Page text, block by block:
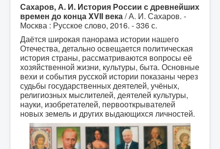
Сахаров, А. И. История России с древнейших
времен до концаXVII века/ А. И. Сахаров. -
Москва : Русское слово, 2016. - 336 с.
Даётся широкая панорама истории нашего
Отечества, детально освещается политическая
история страны, рассматриваются вопросы её
хозяйственной жизни, культуры, быта. Основные
вехи и события русской истории показаны через
судьбы государственных деятелей, учёных,
религиозных мыслителей, деятелей культуры,
науки, изобретателей, первооткрывателей
новых земель и других выдающихся личностей.